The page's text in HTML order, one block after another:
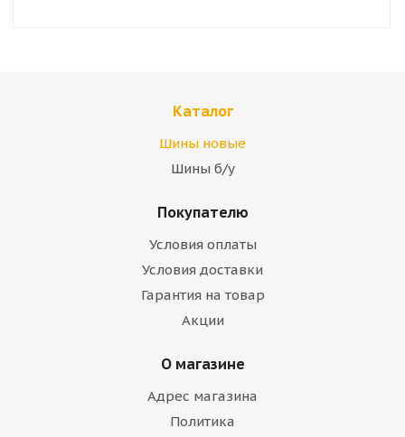
Каталог
Шины новые
Шины б/у
Покупателю
Условия оплаты
Условия доставки
Гарантия на товар
Акции
О магазине
Адрес магазина
Политика